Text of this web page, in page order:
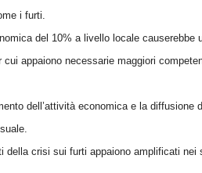
i furti.
del 10% a livello locale causerebbe
cui appaiono necessarie maggiori
dell’attività economica e la
crisi sui furti appaiono amplificati